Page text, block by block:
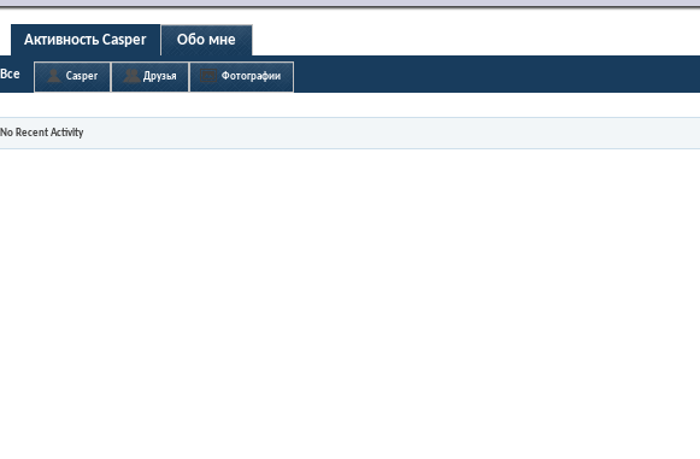
Активность Casper Обо мне
Все Casper Друзья Фотографии
No Recent Activity